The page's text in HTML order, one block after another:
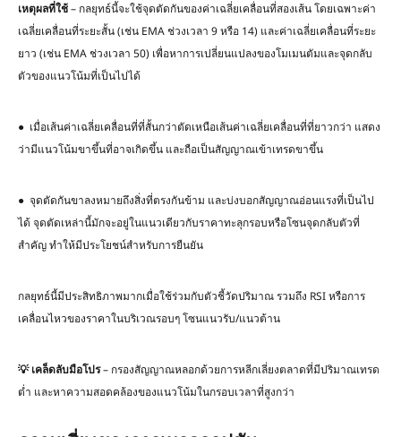
เหตุผลที่ใช้– กลยุทธ์นี้จะใช้จุดตัดกันของค่าเฉลี่ยเคลื่อนที่สองเส้น โดยเฉพาะค่า
เฉลี่ยเคลื่อนที่ระยะสั้น (เช่น EMA ช่วงเวลา 9 หรือ 14) และค่าเฉลี่ยเคลื่อนที่ระยะ
ยาว (เช่น EMA ช่วงเวลา 50) เพื่อหาการเปลี่ยนแปลงของโมเมนตัมและจุดกลับ
ตัวของแนวโน้มที่เป็นไปได้
● เมื่อเส้นค่าเฉลี่ยเคลื่อนที่ที่สั้นกว่าตัดเหนือเส้นค่าเฉลี่ยเคลื่อนที่ที่ยาวกว่า แสดง
ว่ามีแนวโน้มขาขึ้นที่อาจเกิดขึ้น และถือเป็นสัญญาณเข้าเทรดขาขึ้น
● จุดตัดกันขาลงหมายถึงสิ่งที่ตรงกันข้าม และบ่งบอกสัญญาณอ่อนแรงที่เป็นไป
ได้ จุดตัดเหล่านี้มักจะอยู่ในแนวเดียวกับราคาทะลุกรอบหรือโซนจุดกลับตัวที่
สำคัญ ทำให้มีประโยชน์สำหรับการยืนยัน
กลยุทธ์นี้มีประสิทธิภาพมากเมื่อใช้ร่วมกับตัวชี้วัดปริมาณ รวมถึง RSI หรือการ
เคลื่อนไหวของราคาในบริเวณรอบๆ โซนแนวรับ/แนวต้าน
💡เคล็ดลับมือโปร– กรองสัญญาณหลอกด้วยการหลีกเลี่ยงตลาดที่มีปริมาณเทรด
ต่ำ และหาความสอดคล้องของแนวโน้มในกรอบเวลาที่สูงกว่า